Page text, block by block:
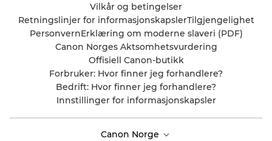
Vilkår og betingelser
Retningslinjer for informasjonskapslerTilgjengelighet
PersonvernErklæring om moderne slaveri (PDF)
Canon Norges Aktsomhetsvurdering
Offisiell Canon-butikk
Forbruker: Hvor finner jeg forhandlere?
Bedrift: Hvor finner jeg forhandlere?
Innstillinger for informasjonskapsler
Canon Norge